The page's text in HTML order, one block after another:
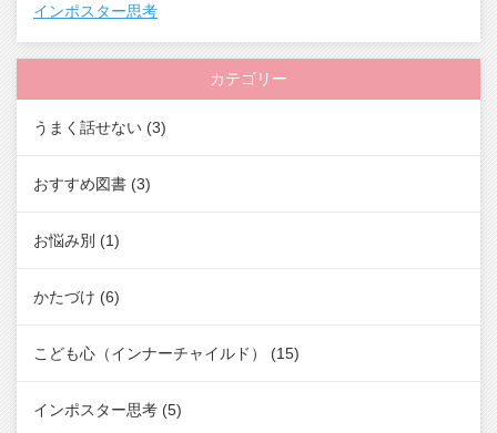
インポスター思考
カテゴリー
うまく話せない (3)
おすすめ図書 (3)
お悩み別 (1)
かたづけ (6)
こども心（インナーチャイルド） (15)
インポスター思考 (5)